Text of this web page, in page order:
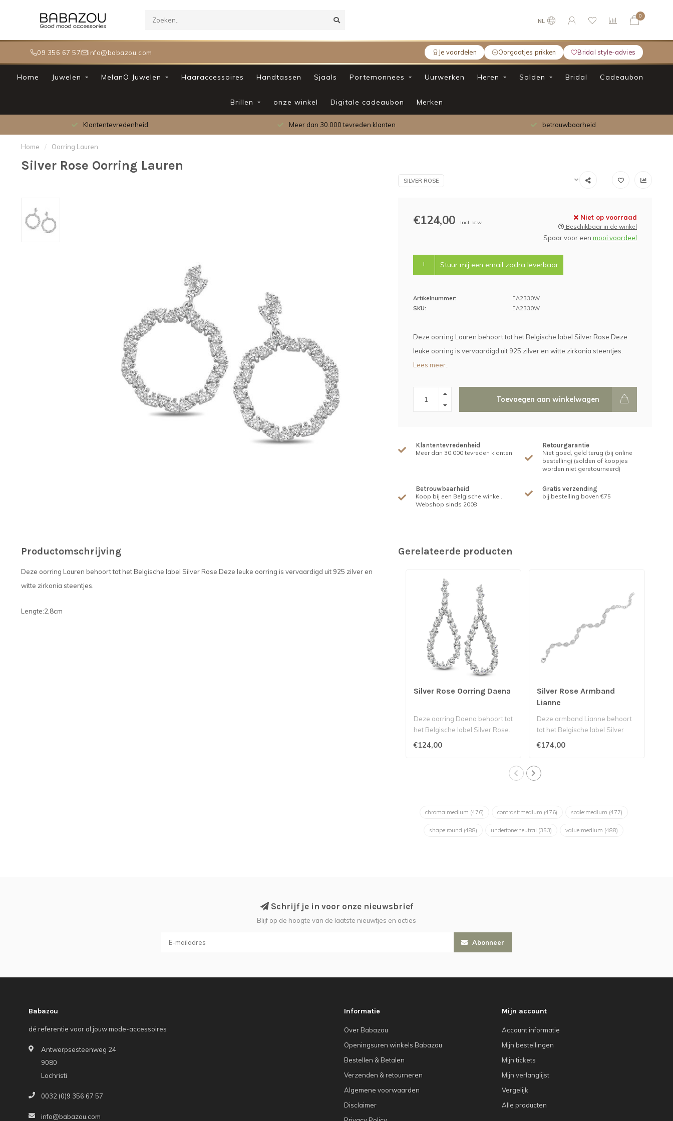
09 356 67 57 info@babazou.com Je voordelen Oorgaatjes prikken Bridal style-advies
NL
0
Home Juwelen MelanO Juwelen Haaraccessoires Handtassen Sjaals Portemonnees Uurwerken Heren Solden Bridal Cadeaubon
Brillen onze winkel Digitale cadeaubon Merken
Klantentevredenheid Meer dan 30.000 tevreden klanten betrouwbaarheid
Home / Oorring Lauren
Silver Rose Oorring Lauren
SILVER ROSE
€124,00 Incl. btw
Niet op voorraad
Beschikbaar in de winkel
Spaar voor een mooi voordeel
! Stuur mij een email zodra leverbaar
Artikelnummer:
EA2330W
SKU:
EA2330W
Deze oorring Lauren behoort tot het Belgische label Silver Rose.Deze
leuke oorring is vervaardigd uit 925 zilver en witte zirkonia steentjes.
Lees meer..
Toevoegen aan winkelwagen
Klantentevredenheid
Meer dan 30.000 tevreden klanten
Retourgarantie
Niet goed, geld terug (bij online
bestelling) (solden of koopjes
worden niet geretourneerd)
Betrouwbaarheid
Koop bij een Belgische winkel.
Webshop sinds 2008
Gratis verzending
bij bestelling boven €75
Productomschrijving
Deze oorring Lauren behoort tot het Belgische label Silver Rose.Deze leuke oorring is vervaardigd uit 925 zilver en
witte zirkonia steentjes.
Lengte:2,8cm
Gerelateerde producten
Silver Rose Oorring Daena
Deze oorring Daena behoort tot
het Belgische label Silver Rose.
Deze unieke oorr..
€124,00
Silver Rose Armband
Lianne
Deze armband Lianne behoort
tot het Belgische label Silver
Rose. Deze stijlvolle..
€174,00
chroma:medium (476) contrast:medium (476) scale:medium (477)
shape:round (488) undertone:neutral (353) value:medium (488)
Schrijf je in voor onze nieuwsbrief
Blijf op de hoogte van de laatste nieuwtjes en acties
Abonneer
Babazou
dé referentie voor al jouw mode-accessoires
Antwerpsesteenweg 24
9080
Lochristi
0032 (0)9 356 67 57
info@babazou.com
Informatie
Over Babazou
Openingsuren winkels Babazou
Bestellen & Betalen
Verzenden & retourneren
Algemene voorwaarden
Disclaimer
Mijn account
Account informatie
Mijn bestellingen
Mijn tickets
Mijn verlanglijst
Vergelijk
Alle producten